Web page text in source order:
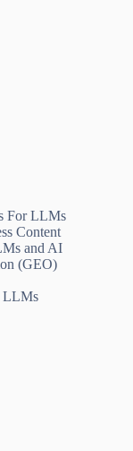
For LLMs
Content
and AI
(GEO)
LLMs